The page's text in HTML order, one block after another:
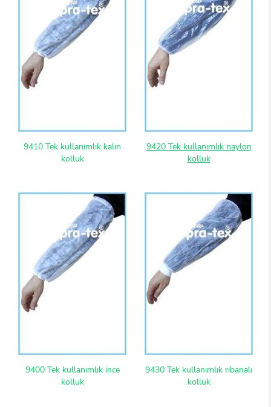
9410 Tek kullanımlık kalın
kolluk
9420 Tek kullanımlık naylon
kolluk
9400 Tek kullanımlık ince
kolluk
9430 Tek kullanımlık ribanalı
kolluk